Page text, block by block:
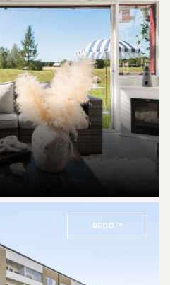
REDO™